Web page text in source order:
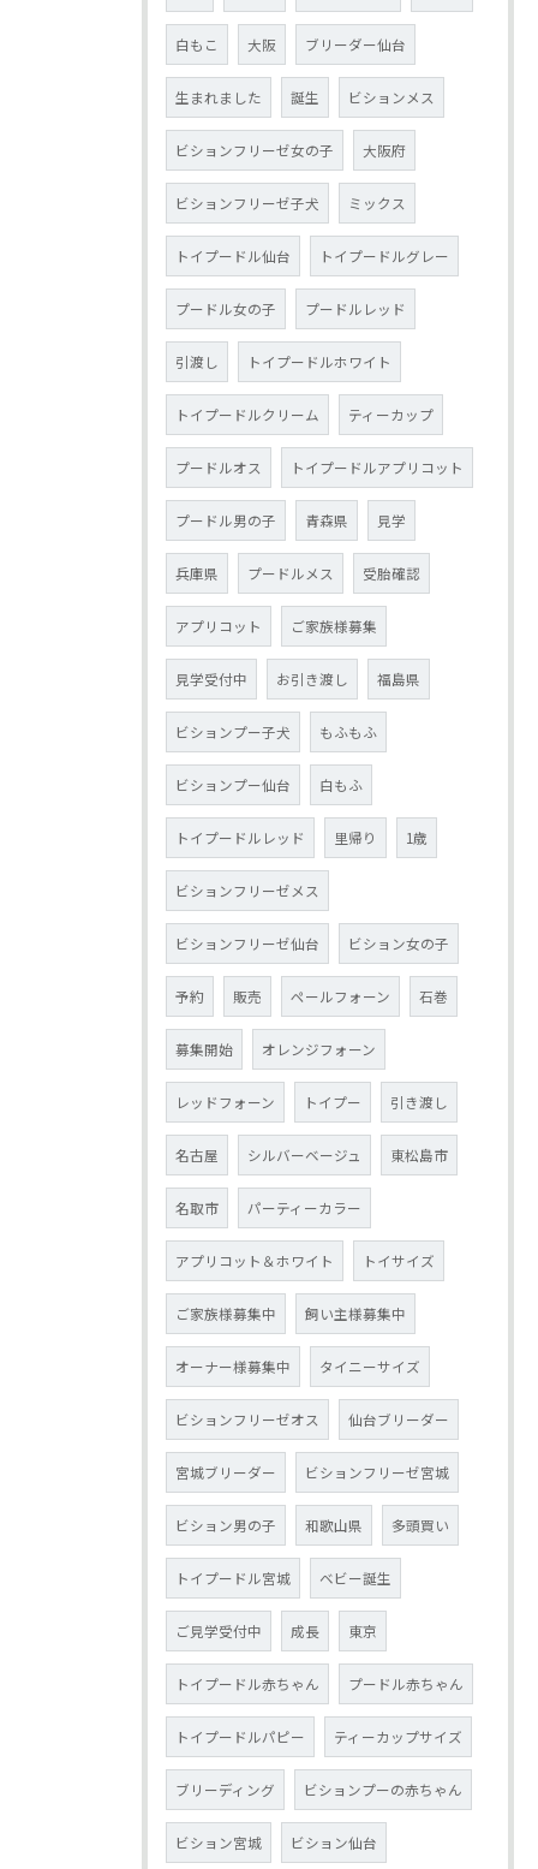
白もこ 大阪 ブリーダー仙台
生まれました 誕生 ビションメス
ビションフリーゼ女の子 大阪府
ビションフリーゼ子犬 ミックス
トイプードル仙台 トイプードルグレー
プードル女の子 プードルレッド
引渡し トイプードルホワイト
トイプードルクリーム ティーカップ
プードルオス トイプードルアプリコット
プードル男の子 青森県 見学
兵庫県 プードルメス 受胎確認
アプリコット ご家族様募集
見学受付中 お引き渡し 福島県
ビションプー子犬 もふもふ
ビションプー仙台 白もふ
トイプードルレッド 里帰り 1歳
ビションフリーゼメス
ビションフリーゼ仙台 ビション女の子
予約 販売 ペールフォーン 石巻
募集開始 オレンジフォーン
レッドフォーン トイプー 引き渡し
名古屋 シルバーベージュ 東松島市
名取市 パーティーカラー
アプリコット＆ホワイト トイサイズ
ご家族様募集中 飼い主様募集中
オーナー様募集中 タイニーサイズ
ビションフリーゼオス 仙台ブリーダー
宮城ブリーダー ビションフリーゼ宮城
ビション男の子 和歌山県 多頭買い
トイプードル宮城 ベビー誕生
ご見学受付中 成長 東京
トイプードル赤ちゃん プードル赤ちゃん
トイプードルパピー ティーカップサイズ
ブリーディング ビションプーの赤ちゃん
ビション宮城 ビション仙台